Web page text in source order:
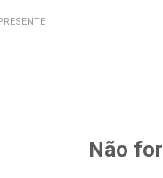
Não